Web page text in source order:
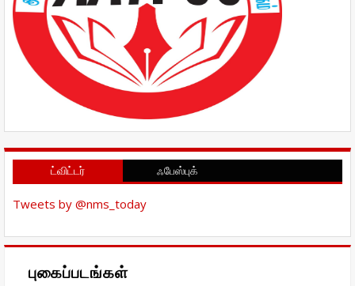
ட்விட்டர் ஃபேஸ்புக்
Tweets by @nms_today
புகைப்படங்கள்